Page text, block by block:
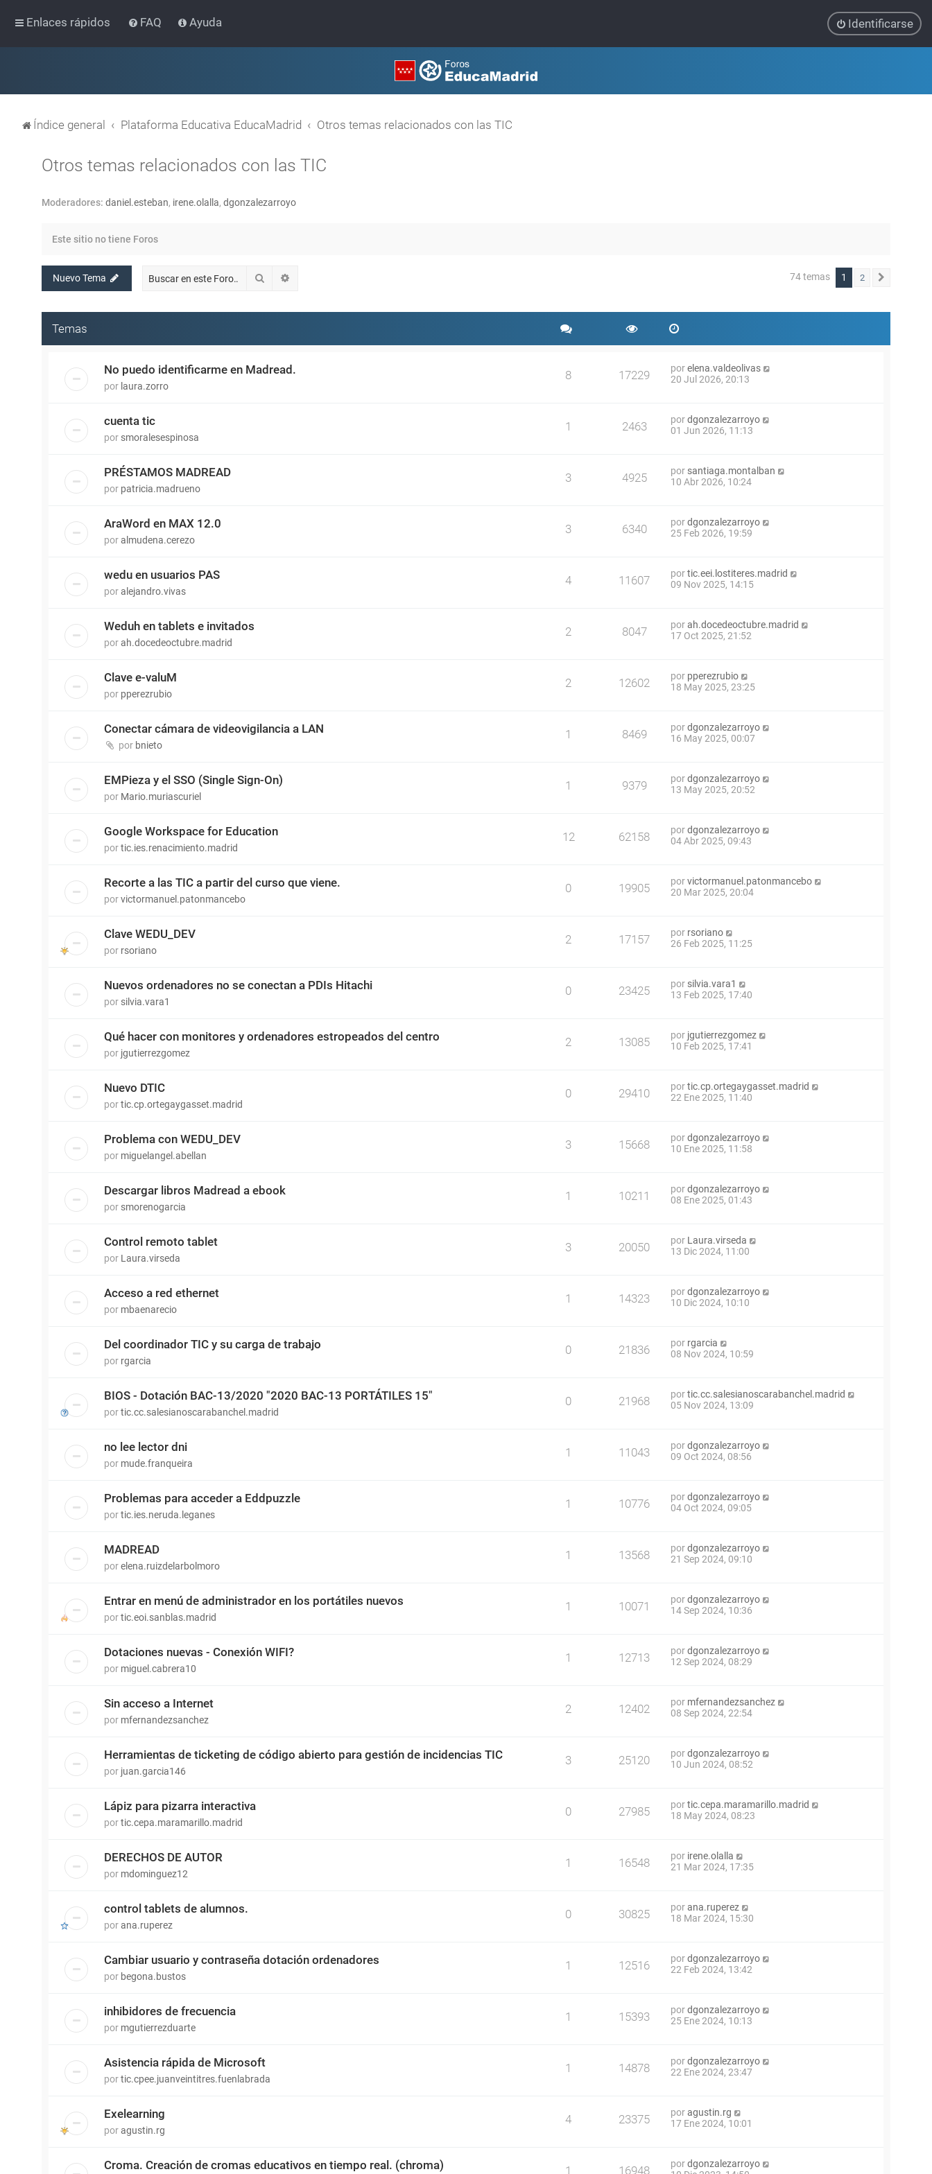
Enlaces rápidos FAQ Ayuda Identificarse
Índice general Plataforma Educativa EducaMadrid Otros temas relacionados con las TIC
Otros temas relacionados con las TIC
Moderadores: daniel.esteban, irene.olalla, dgonzalezarroyo
Este sitio no tiene Foros
Nuevo Tema Buscar 74 temas 1 2
Temas
No puedo identificarme en Madread.
por laura.zorro
8 17229 porelena.valdeolivas
20 Jul 2026, 20:13
cuenta tic
por smoralesespinosa
1 2463 pordgonzalezarroyo
01 Jun 2026, 11:13
PRÉSTAMOS MADREAD
por patricia.madrueno
3 4925 por santiaga.montalban
10 Abr 2026, 10:24
AraWord en MAX 12.0
poralmudena.cerezo
3 6340 pordgonzalezarroyo
25 Feb 2026, 19:59
wedu en usuarios PAS
poralejandro.vivas
4 11607 portic.eei.lostiteres.madrid
09 Nov 2025, 14:15
Weduh en tablets e invitados
porah.docedeoctubre.madrid
2 8047 porah.docedeoctubre.madrid
17 Oct 2025, 21:52
Clave e-valuM
por pperezrubio
2 12602 por pperezrubio
18 May 2025, 23:25
Conectar cámara de videovigilancia a LAN
por bnieto
1 8469 pordgonzalezarroyo
16 May 2025, 00:07
EMPieza y el SSO (Single Sign-On)
por Mario.muriascuriel
1 9379 pordgonzalezarroyo
13 May 2025, 20:52
Google Workspace for Education
portic.ies.renacimiento.madrid
12 62158 pordgonzalezarroyo
04 Abr 2025, 09:43
Recorte a las TIC a partir del curso que viene.
porvictormanuel.patonmancebo
0 19905 porvictormanuel.patonmancebo
20 Mar 2025, 20:04
Clave WEDU_DEV
por rsoriano
2 17157 por rsoriano
26 Feb 2025, 11:25
Nuevos ordenadores no se conectan a PDIs Hitachi
por silvia.vara1
0 23425 por silvia.vara1
13 Feb 2025, 17:40
Qué hacer con monitores y ordenadores estropeados del centro
por jgutierrezgomez
2 13085 por jgutierrezgomez
10 Feb 2025, 17:41
Nuevo DTIC
portic.cp.ortegaygasset.madrid
0 29410 portic.cp.ortegaygasset.madrid
22 Ene 2025, 11:40
Problema con WEDU_DEV
por miguelangel.abellan
3 15668 pordgonzalezarroyo
10 Ene 2025, 11:58
Descargar libros Madread a ebook
por smorenogarcia
1 10211 pordgonzalezarroyo
08 Ene 2025, 01:43
Control remoto tablet
por Laura.virseda
3 20050 por Laura.virseda
13 Dic 2024, 11:00
Acceso a red ethernet
por mbaenarecio
1 14323 pordgonzalezarroyo
10 Dic 2024, 10:10
Del coordinador TIC y su carga de trabajo
por rgarcia
0 21836 por rgarcia
08 Nov 2024, 10:59
BIOS - Dotación BAC-13/2020 "2020 BAC-13 PORTÁTILES 15"
portic.cc.salesianoscarabanchel.madrid
0 21968 portic.cc.salesianoscarabanchel.madrid
05 Nov 2024, 13:09
no lee lector dni
por mude.franqueira
1 11043 pordgonzalezarroyo
09 Oct 2024, 08:56
Problemas para acceder a Eddpuzzle
portic.ies.neruda.leganes
1 10776 pordgonzalezarroyo
04 Oct 2024, 09:05
MADREAD
porelena.ruizdelarbolmoro
1 13568 pordgonzalezarroyo
21 Sep 2024, 09:10
Entrar en menú de administrador en los portátiles nuevos
portic.eoi.sanblas.madrid
1 10071 pordgonzalezarroyo
14 Sep 2024, 10:36
Dotaciones nuevas - Conexión WIFI?
por miguel.cabrera10
1 12713 pordgonzalezarroyo
12 Sep 2024, 08:29
Sin acceso a Internet
por mfernandezsanchez
2 12402 por mfernandezsanchez
08 Sep 2024, 22:54
Herramientas de ticketing de código abierto para gestión de incidencias TIC
por juan.garcia146
3 25120 pordgonzalezarroyo
10 Jun 2024, 08:52
Lápiz para pizarra interactiva
portic.cepa.maramarillo.madrid
0 27985 portic.cepa.maramarillo.madrid
18 May 2024, 08:23
DERECHOS DE AUTOR
por mdominguez12
1 16548 por irene.olalla
21 Mar 2024, 17:35
control tablets de alumnos.
porana.ruperez
0 30825 porana.ruperez
18 Mar 2024, 15:30
Cambiar usuario y contraseña dotación ordenadores
por begona.bustos
1 12516 pordgonzalezarroyo
22 Feb 2024, 13:42
inhibidores de frecuencia
por mgutierrezduarte
1 15393 pordgonzalezarroyo
25 Ene 2024, 10:13
Asistencia rápida de Microsoft
portic.cpee.juanveintitres.fuenlabrada
1 14878 pordgonzalezarroyo
22 Ene 2024, 23:47
Exelearning
poragustin.rg
4 23375 poragustin.rg
17 Ene 2024, 10:01
Croma. Creación de cromas educativos en tiempo real. (chroma) 1 16948 pordgonzalezarroyo